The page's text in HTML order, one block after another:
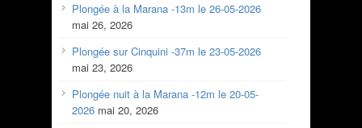
Plongée à la Marana -13m le 26-05-2026
mai 26, 2026
Plongée sur Cinquini -37m le 23-05-2026
mai 23, 2026
Plongée nuit à la Marana -12m le 20-05-
2026 mai 20, 2026